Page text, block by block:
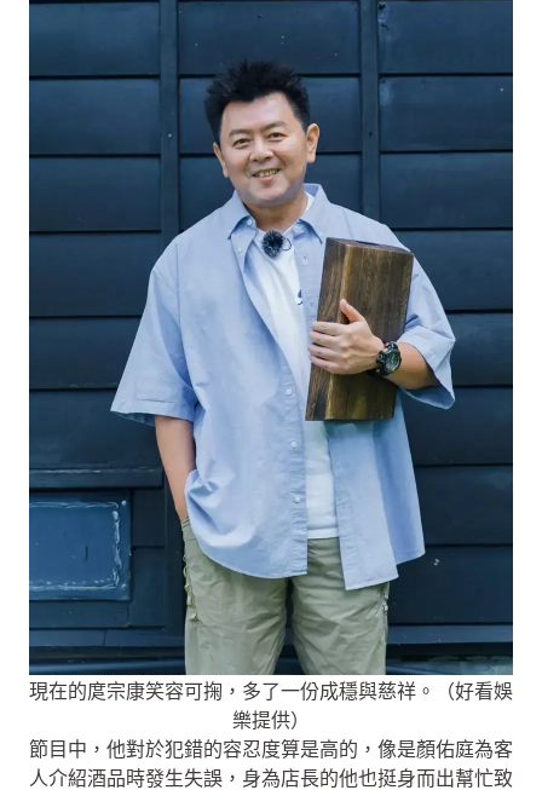
現在的庹宗康笑容可掬，多了一份成穩與慈祥。（好看娛
樂提供）
節目中，他對於犯錯的容忍度算是高的，像是顏佑庭為客
人介紹酒品時發生失誤，身為店長的他也挺身而出幫忙致